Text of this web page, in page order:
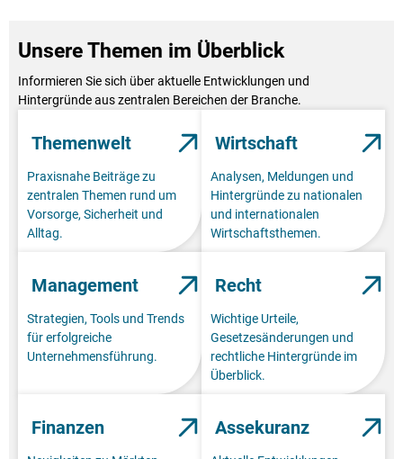
Unsere Themen im Überblick
Informieren Sie sich über aktuelle Entwicklungen und
Hintergründe aus zentralen Bereichen der Branche.
Themenwelt
Praxisnahe Beiträge zu
zentralen Themen rund um
Vorsorge, Sicherheit und
Alltag.
Wirtschaft
Analysen, Meldungen und
Hintergründe zu nationalen
und internationalen
Wirtschaftsthemen.
Management
Strategien, Tools und Trends
für erfolgreiche
Unternehmensführung.
Recht
Wichtige Urteile,
Gesetzesänderungen und
rechtliche Hintergründe im
Überblick.
Finanzen Assekuranz